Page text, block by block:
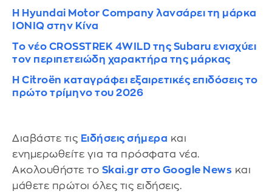
Η Hyundai Motor Company λανσάρει τη μάρκα
IONIQ στην Κίνα
Το νέο CROSSTREK 4WILD της Subaru ενισχύει
τον περιπετειώδη χαρακτήρα της μάρκας
Η Citroën καταγράφει εξαιρετικές επιδόσεις το
πρώτο τρίμηνο του 2026
Διαβάστε τις Ειδήσεις σήμερα και
ενημερωθείτε για τα πρόσφατα νέα.
Ακολουθήστε το Skai.gr στο Google News και
μάθετε πρώτοι όλες τις ειδήσεις.